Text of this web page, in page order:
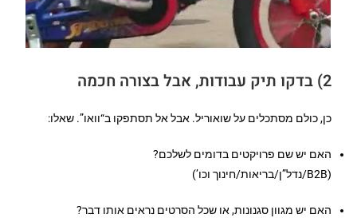
2) בדקו תיק עבודות, אבל בצורה חכמה
כן, כולם מסתכלים על שואוריל. אבל אל תסתפקו ב“וואו”. שאלו:
האם יש שם פרויקטים בדומים לשלכם?
(B2B/נדל”ן/בריאות/חינוך וכו’)
האם יש מגוון סגנונות, או שכל הסרטים נראים אותו דבר?